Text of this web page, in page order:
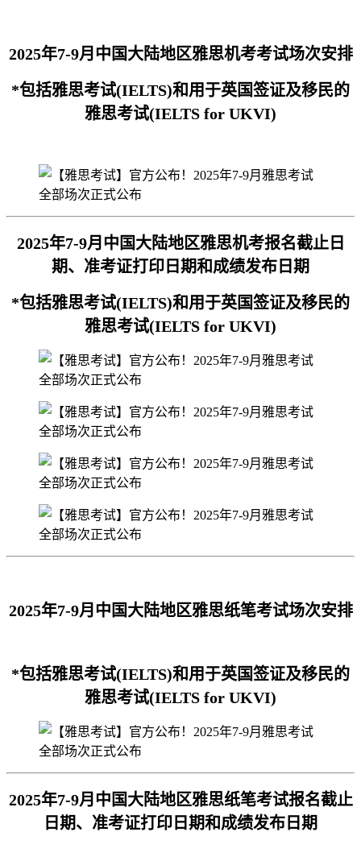
2025年7-9月中国大陆地区雅思机考考试场次安排
*包括雅思考试(IELTS)和用于英国签证及移民的
雅思考试(IELTS for UKVI)
2025年7-9月中国大陆地区雅思机考报名截止日
期、准考证打印日期和成绩发布日期
*包括雅思考试(IELTS)和用于英国签证及移民的
雅思考试(IELTS for UKVI)
2025年7-9月中国大陆地区雅思纸笔考试场次安排
*包括雅思考试(IELTS)和用于英国签证及移民的
雅思考试(IELTS for UKVI)
2025年7-9月中国大陆地区雅思纸笔考试报名截止
日期、准考证打印日期和成绩发布日期